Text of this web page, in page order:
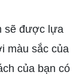
sẽ được lựa
màu sắc của
của bạn có